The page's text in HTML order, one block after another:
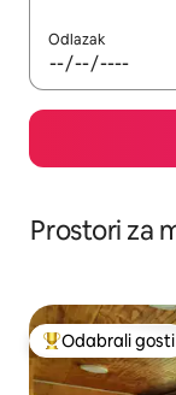
Odlazak
Prostori za
Među najviše
Odabrali gosti